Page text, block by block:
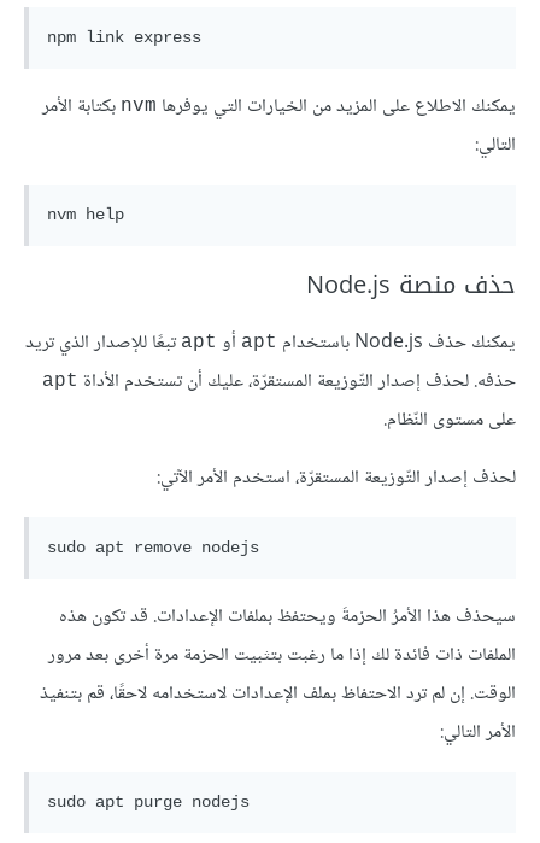
npm
يمكنك الاطلاع على المزيد من الخيارات التي يوفرها nvm بكتابة الأمر
التالي:
nvm help
حذف منصة Node.js
يمكنك حذف Node.js باستخدام apt أو apt تبعًا للإصدار الذي تريد
حذفه. لحذف إصدار التّوزيعة المستقرّة، عليك أن تستخدم الأداة apt
على مستوى النّظام.
لحذف إصدار التّوزيعة المستقرّة، استخدم الأمر الآتي:
sudo apt remove
سيحذف هذا الأمرُ الحزمةَ ويحتفظ بملفات الإعدادات. قد تكون هذه
الملفات ذات فائدة لك إذا ما رغبت بتثبيت الحزمة مرة أخرى بعد مرور
الوقت. إن لم ترد الاحتفاظ بملف الإعدادات لاستخدامه لاحقًا، قم بتنفيذ
الأمر التالي:
sudo apt purge nodejs